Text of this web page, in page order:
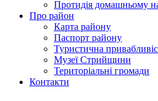
Протидія домашньому
Про район
Карта району
Паспорт району
Туристична
Музеї Стрийщини
Територіальні громади
Контакти